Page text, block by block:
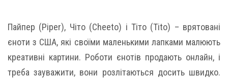
Пайпер (Piper), Чіто (Cheeto) і Тіто (Tito) – врятовані
єноти з США, які своїми маленькими лапками малюють
креативні картини. Роботи єнотів продають онлайн, і
треба зауважити, вони розлітаються досить швидко.